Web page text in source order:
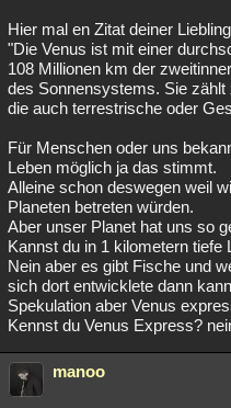
Hier mal en Zitat deiner
"Die Venus ist mit einer
108 Millionen km der
des Sonnensystems. Sie zählt
die auch terrestrische oder
Für Menschen oder uns
Leben möglich ja das stimmt.
Alleine schon deswegen weil
Planeten betreten würden.
Aber unser Planet hat uns so
Kannst du in 1 kilometern tiefe
Nein aber es gibt Fische und
sich dort entwicklete dann
Spekulation aber Venus
Kennst du Venus Express?
manoo